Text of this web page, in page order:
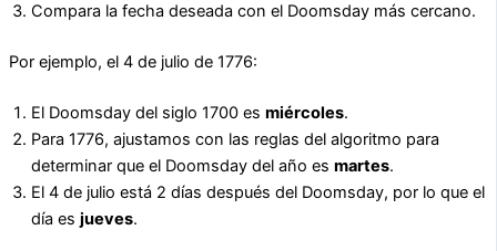
Compara la fecha deseada con el Doomsday más cercano.
Por ejemplo, el 4 de julio de 1776:
El Doomsday del siglo 1700 es miércoles.
Para 1776, ajustamos con las reglas del algoritmo para
determinar que el Doomsday del año es martes.
El 4 de julio está 2 días después del Doomsday, por lo que el
día es jueves.